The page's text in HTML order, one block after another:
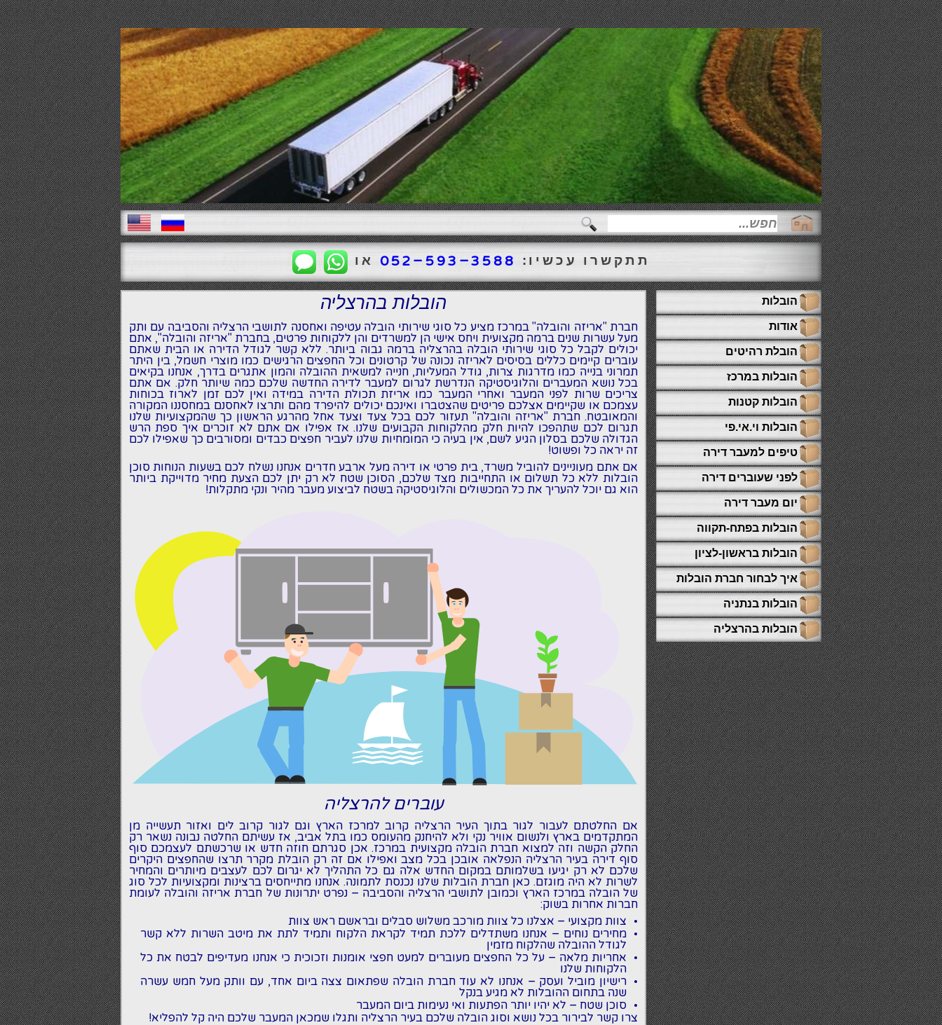
תתקשרו עכשיו: 052-593-3588 או
הובלות
אודות
הובלת רהיטים
הובלות במרכז
הובלות קטנות
הובלות וי.אי.פי
טיפים למעבר דירה
לפני שעוברים דירה
יום מעבר דירה
הובלות בפתח-תקווה
הובלות בראשון-לציון
איך לבחור חברת הובלות
הובלות בנתניה
הובלות בהרצליה
הובלות בהרצליה
חברת "אריזה והובלה" במרכז מציע כל סוגי שירותי הובלה עטיפה ואחסנה לתושבי הרצליה והסביבה עם ותק
מעל עשרות שנים ברמה מקצועית ויחס אישי הן למשרדים והן ללקוחות פרטים, בחברת "אריזה והובלה", אתם
יכולים לקבל כל סוגישירותי הובלה בהרצליה ברמה גבוה ביותר. ללא קשר לגודל הדירה או הבית שאתם
עוברים קיימים כללים בסיסים לאריזה נכונה של קרטונים וכל החפצים הרגישים כמו מוצרי חשמל, בין היתר
תמרוני בנייה כמו מדרגות צרות, גודל המעליות, חנייה למשאית ההובלה והמון אתגרים בדרך, אנחנו בקיאים
בכל נושא המעברים והלוגיסטיקה הנדרשת לגרום למעבר לדירה החדשה שלכם כמה שיותר חלק. אם אתם
צריכים שרות לפני המעבר ואחרי המעבר כמו אריזת תכולת הדירה במידה ואין לכם זמן לארוז בכוחות
עצמכם או שקיימים אצלכם פריטים שהצטברו ואינכם יכולים להיפרד מהם ותרצו לאחסנם במחסננו המקורה
והמאובטח. חברת "אריזה והובלה" תעזור לכם בכל צעד וצעד אחל מהרגע הראשון כך שהמקצועיות שלנו
תגרום לכם שתהפכו להיות חלק מהלקוחות הקבועים שלנו. אז אפילו אם אתם לא זוכרים איך ספת הרש
הגדולה שלכם בסלון הגיע לשם, אין בעיה כי המומחיות שלנו לעביר חפצים כבדים ומסורבים כך שאפילו לכם
זה יראה כל ופשוט!
אם אתם מעוניינים להוביל משרד, בית פרטי או דירה מעל ארבע חדרים אנחנו נשלח לכם בשעות הנוחות סוכן
הובלות ללא כל תשלום או התחייבות מצד שלכם, הסוכן שטח לא רק יתן לכם הצעת מחיר מדוייקת ביותר
הוא גם יוכל להעריך את כל המכשולים והלוגיסטיקה בשטח לביצוע מעבר מהיר ונקי מתקלות!
עוברים להרצליה
אם החלטתם לעבור לגור בתוך העיר הרצליה קרוב למרכז הארץ וגם לגור קרוב לים ואזור תעשייה מן
המתקדמים בארץ ולנשום אוויר נקי ולא להיחנק מהעומס כמו בתל אביב, אז עשיתם החלטה נבונה נשאר רק
החלק הקשה וזה למצוא חברת הובלה מקצועית במרכז. אכן סגרתם חוזה חדש או שרכשתם לעצמכם סוף
סוף דירה בעירהרצליה הנפלאה אובכן בכל מצב ואפילו אם זה רק הובלת מקרר תרצו שהחפצים היקרים
שלכם לא רק יגיעו בשלמותם במקום החדש אלה גם כל התהליך לא יגרום לכם לעצבים מיותרים והמחיר
לשרות לא היה מוגזם. כאן חברת הובלות שלנו נכנסת לתמונה. אנחנו מתייחסים ברצינות ומקצועיות לכל סוג
של הובלה במרכז הארץ וכמובן לתושבי הרצליה והסביבה - נפרט יתרונות של חברת אריזה והובלה לעומת
חברות אחרות בשוק:
צוות מקצועי - אצלנו כל צוות מורכב משלוש סבלים ובראשם ראש צוות
מחירים נוחים - אנחנו משתדלים ללכת תמיד לקראת הלקוח ותמיד לתת את מיטב השרות ללא קשר
לגודל ההובלה שהלקוח מזמין
אחריות מלאה - על כל החפצים מעוברים למעט חפצי אומנות וזכוכית כי אנחנו מעדיפים לבטח את כל
הלקוחות שלנו
רישיון מוביל ועסק - אנחנו לא עוד חברת הובלה שפתאום צצה ביום אחד, עם וותק מעל חמש עשרה
שנה בתחום ההובלות לא מגיע בנקל
סוכן שטח - לא יהיו יותר הפתעות ואי נעימות ביום המעבר
צרו קשר לבירור בכל נושא וסוג הובלה שלכם בעיר הרצליה ותגלו שמכאן המעבר שלכם היה קל להפליא!